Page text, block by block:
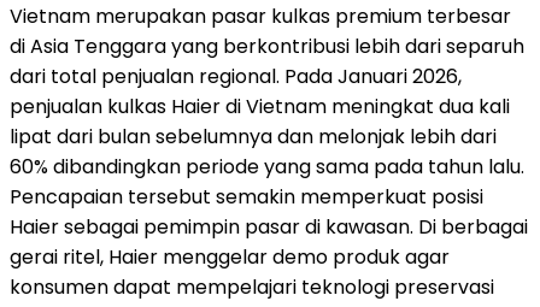
Vietnam merupakan pasar kulkas premium terbesar
di Asia Tenggara yang berkontribusi lebih dari separuh
dari total penjualan regional. Pada Januari 2026,
penjualan kulkas Haier di Vietnam meningkat dua kali
lipat dari bulan sebelumnya dan melonjak lebih dari
60% dibandingkan periode yang sama pada tahun lalu.
Pencapaian tersebut semakin memperkuat posisi
Haier sebagai pemimpin pasar di kawasan. Di berbagai
gerai ritel, Haier menggelar demo produk agar
konsumen dapat mempelajari teknologi preservasi